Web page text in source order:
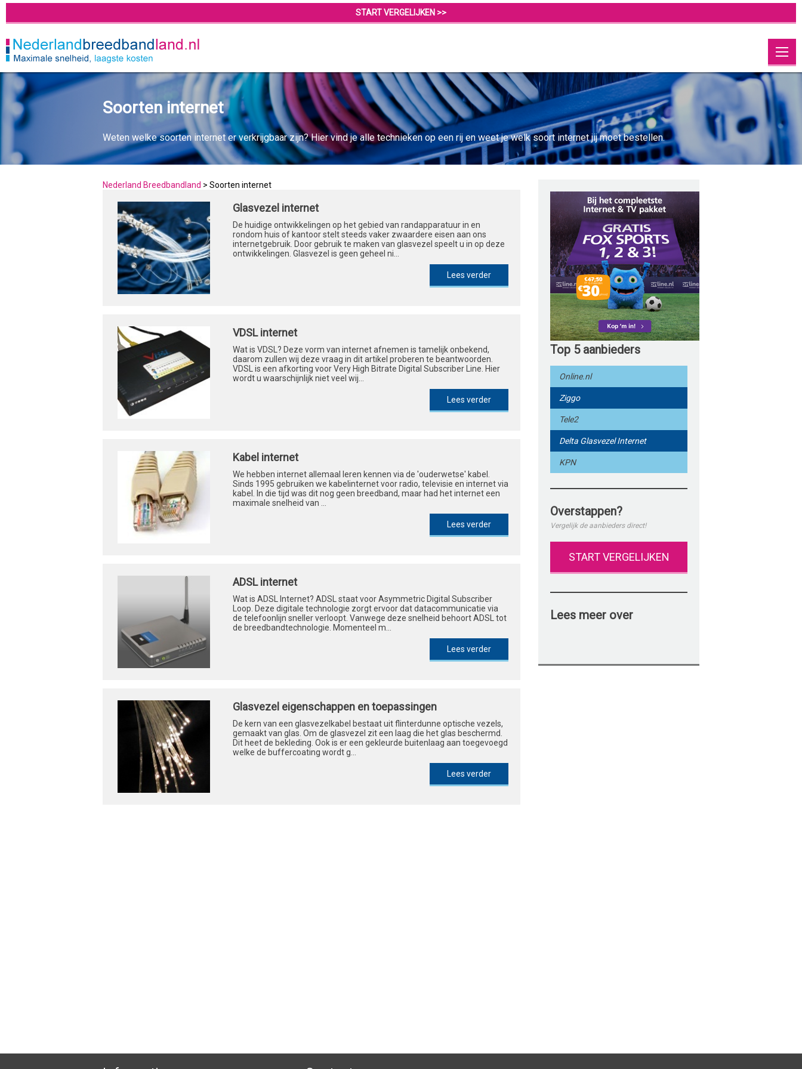
START VERGELIJKEN >>
Soorten internet
Weten welke soorten internet er verkrijgbaar zijn? Hier vind je alle technieken op een rij en weet je welk soort internet jij moet bestellen.
Nederland Breedbandland > Soorten internet
Glasvezel internet
De huidige ontwikkelingen op het gebied van randapparatuur in en
rondom huis of kantoor stelt steeds vaker zwaardere eisen aan ons
internetgebruik. Door gebruik te maken van glasvezel speelt u in op deze
ontwikkelingen. Glasvezel is geen geheel ni...
Lees verder
VDSL internet
Wat is VDSL? Deze vorm van internet afnemen is tamelijk onbekend,
daarom zullen wij deze vraag in dit artikel proberen te beantwoorden.
VDSL is een afkorting voor Very High Bitrate Digital Subscriber Line. Hier
wordt u waarschijnlijk niet veel wij...
Lees verder
Kabel internet
We hebben internet allemaal leren kennen via de 'ouderwetse' kabel.
Sinds 1995 gebruiken we kabelinternet voor radio, televisie en internet via
kabel. In die tijd was dit nog geen breedband, maar had het internet een
maximale snelheid van ...
Lees verder
ADSL internet
Wat is ADSL Internet? ADSL staat voor Asymmetric Digital Subscriber
Loop. Deze digitale technologie zorgt ervoor dat datacommunicatie via
de telefoonlijn sneller verloopt. Vanwege deze snelheid behoort ADSL tot
de breedbandtechnologie. Momenteel m...
Lees verder
Glasvezel eigenschappen en toepassingen
De kern van een glasvezelkabel bestaat uit flinterdunne optische vezels,
gemaakt van glas. Om de glasvezel zit een laag die het glas beschermd.
Dit heet de bekleding. Ook is er een gekleurde buitenlaag aan toegevoegd
welke de buffercoating wordt g...
Lees verder
Top 5 aanbieders
Online.nl
Ziggo
Tele2
Delta Glasvezel Internet
KPN
Overstappen?
Vergelijk de aanbieders direct!
START VERGELIJKEN
Lees meer over